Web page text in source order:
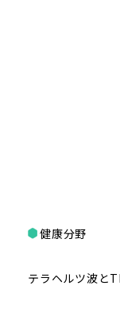
健康分野
テラヘルツ波と